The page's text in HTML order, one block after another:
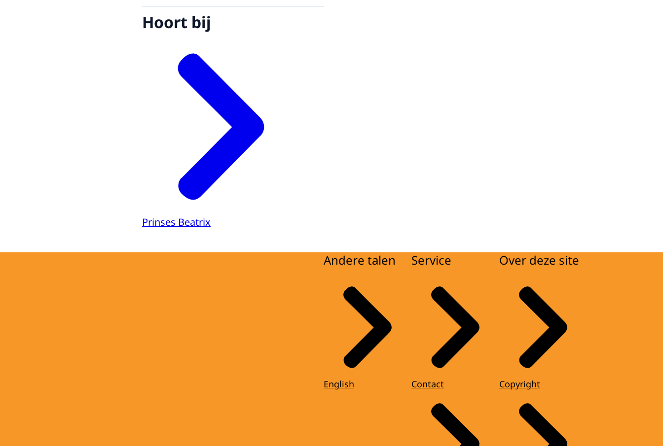
Hoort bij
Prinses Beatrix
Andere talen
English
Service
Contact
Over deze site
Copyright